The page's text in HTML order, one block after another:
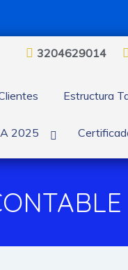
3204629014
Estructura
2025